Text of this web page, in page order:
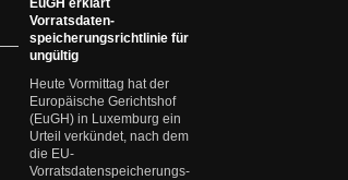
EuGH erklärt
Vorratsdaten-
speicherungsrichtlinie für
ungültig
Heute Vormittag hat der
Europäische Gerichtshof
(EuGH) in Luxemburg ein
Urteil verkündet, nach dem
die EU-
Vorratsdatenspeicherungs-